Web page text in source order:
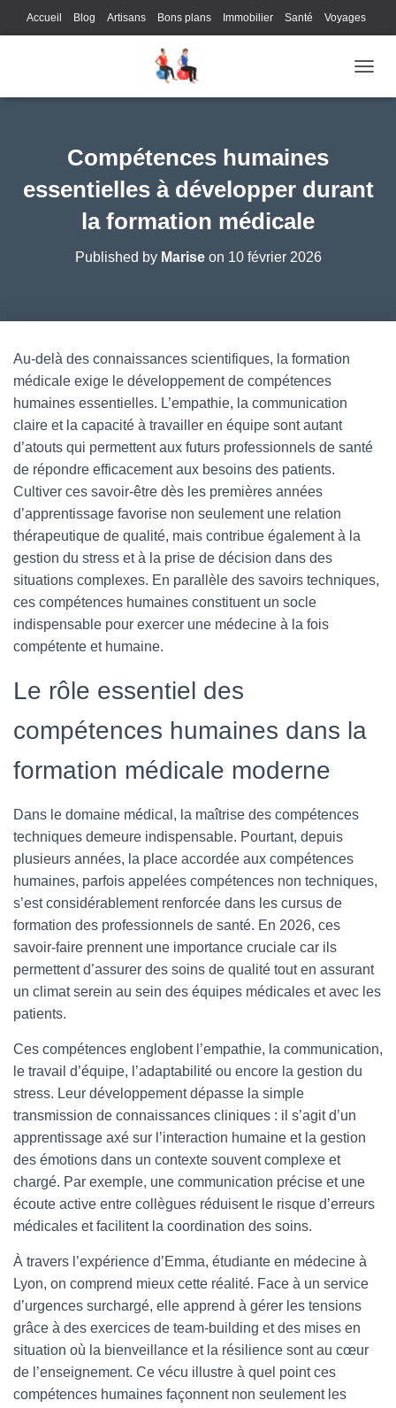
Accueil Blog Artisans Bons plans Immobilier Santé Voyages
Loisirs
Compétences humaines
essentielles à développer durant
la formation médicale
Published by Mariseon 10 février 2026
Au-delà des connaissances scientifiques, la formation
médicale exige le développement de compétences
humaines essentielles. L’empathie, la communication
claire et la capacité à travailler en équipe sont autant
d’atouts qui permettent aux futurs professionnels de santé
de répondre efficacement aux besoins des patients.
Cultiver ces savoir-être dès les premières années
d’apprentissage favorise non seulement une relation
thérapeutique de qualité, mais contribue également à la
gestion du stress et à la prise de décision dans des
situations complexes. En parallèle des savoirs techniques,
ces compétences humaines constituent un socle
indispensable pour exercer une médecine à la fois
compétente et humaine.
Le rôle essentiel des
compétences humaines dans la
formation médicale moderne
Dans le domaine médical, la maîtrise des compétences
techniques demeure indispensable. Pourtant, depuis
plusieurs années, la place accordée aux compétences
humaines, parfois appelées compétences non techniques,
s’est considérablement renforcée dans les cursus de
formation des professionnels de santé. En 2026, ces
savoir-faire prennent une importance cruciale car ils
permettent d’assurer des soins de qualité tout en assurant
un climat serein au sein des équipes médicales et avec les
patients.
Ces compétences englobent l’empathie, la communication,
le travail d’équipe, l’adaptabilité ou encore la gestion du
stress. Leur développement dépasse la simple
transmission de connaissances cliniques : il s’agit d’un
apprentissage axé sur l’interaction humaine et la gestion
des émotions dans un contexte souvent complexe et
chargé. Par exemple, une communication précise et une
écoute active entre collègues réduisent le risque d’erreurs
médicales et facilitent la coordination des soins.
À travers l’expérience d’Emma, étudiante en médecine à
Lyon, on comprend mieux cette réalité. Face à un service
d’urgences surchargé, elle apprend à gérer les tensions
grâce à des exercices de team-building et des mises en
situation où la bienveillance et la résilience sont au cœur
de l’enseignement. Ce vécu illustre à quel point ces
compétences humaines façonnent non seulement les